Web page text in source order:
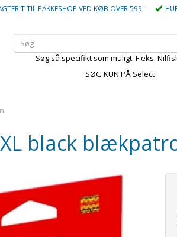
TIL PAKKESHOP VED KØB OVER 599,-
Søg så specifikt som muligt. F.eks.
SØG KUN PÅ Select
XL black